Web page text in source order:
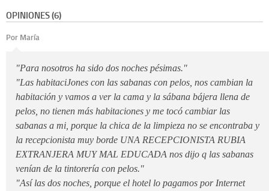
OPINIONES (6)
Por María
"Para nosotros ha sido dos noches pésimas."
"Las habitaciJones con las sabanas con pelos, nos cambian la
habitación y vamos a ver la cama y la sábana bájera llena de
pelos, no tienen más habitaciones y me tocó cambiar las
sabanas a mi, porque la chica de la limpieza no se encontraba y
la recepcionista muy borde UNA RECEPCIONISTA RUBIA
EXTRANJERA MUY MAL EDUCADA nos dijo q las sabanas
venían de la tintorería con pelos."
"Así las dos noches, porque el hotel lo pagamos por Internet